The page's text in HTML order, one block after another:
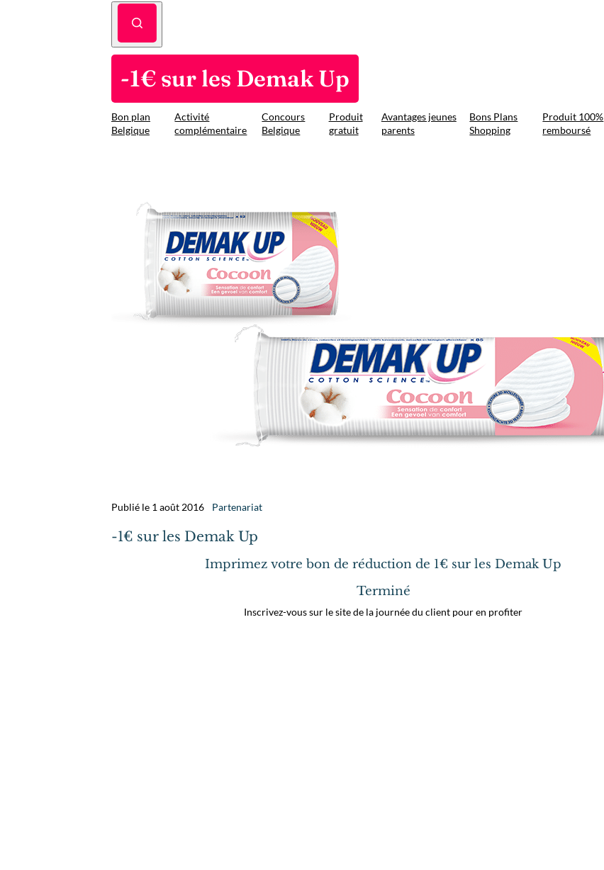
-1€ sur les Demak Up
Bon plan
Belgique
Activité
complémentaire
Concours
Belgique
Produit
gratuit
Avantages jeunes
parents
Bons Plans
Shopping
Produit 100%
remboursé
Publié le 1 août 2016 Partenariat
-1€ sur les Demak Up
Imprimez votre bon de réduction de 1€ sur les Demak Up
Terminé
Inscrivez-vous sur le site de la journée du client pour en profiter